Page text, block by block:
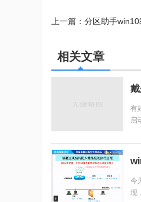
上一篇： 分区助手
相关文章
有
启
今
现